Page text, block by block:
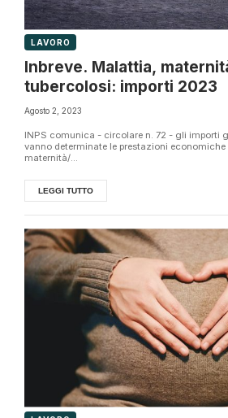
LAVORO
Inbreve. Malattia,
tubercolosi: importi 2023
Agosto 2, 2023
INPS comunica - circolare n. 72 - gli importi
vanno determinate le prestazioni
maternità/...
LEGGI TUTTO